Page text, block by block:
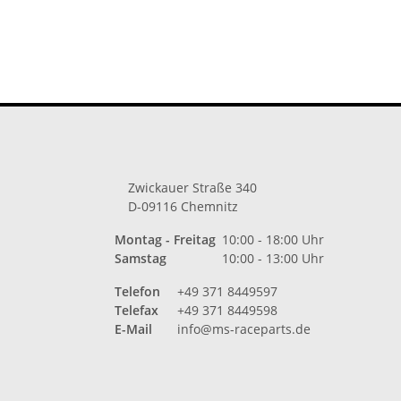
Zwickauer Straße 340
D-09116 Chemnitz
Montag - Freitag 10:00 - 18:00 Uhr
Samstag
10:00 - 13:00 Uhr
Telefon
+49 371 8449597
Telefax
+49 371 8449598
E-Mail
info@ms-raceparts.de